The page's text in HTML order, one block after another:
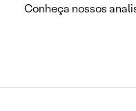
Conheça nossos